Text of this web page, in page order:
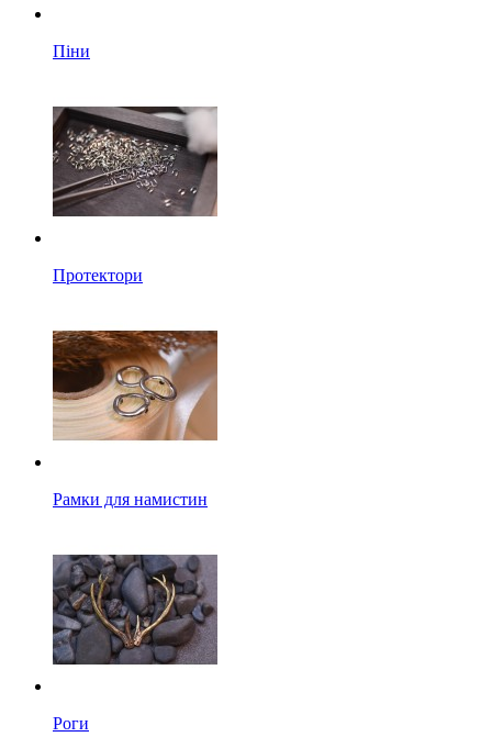
Піни
Протектори
Рамки для намистин
Роги